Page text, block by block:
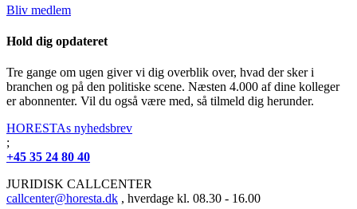
Bliv medlem
Hold dig opdateret
Tre gange om ugen giver vi dig overblik over, hvad der sker i
branchen og på den politiske scene. Næsten 4.000 af dine kolleger
er abonnenter. Vil du også være med, så tilmeld dig herunder.
HORESTAs nyhedsbrev
;
+45 35 24 80 40
JURIDISK CALLCENTER
callcenter@horesta.dk , hverdage kl. 08.30 - 16.00